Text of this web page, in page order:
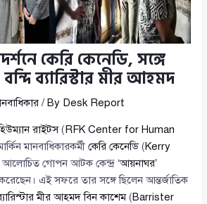
কেরি কেনেডি, সঙ্গে
ব্যারিস্টার মীর আহমদ
/ By Desk Report
রাইটস(RFK Center for Human
মানবাধিকারকর্মীকেরি কেনেডি(Kerry
আলোচিত গোপন আটক কেন্দ্র ‘আয়নাঘর’
এই সফরে তার সঙ্গে ছিলেন আন্তর্জাতিক
মীর আহমদ বিন কাশেম(Barrister